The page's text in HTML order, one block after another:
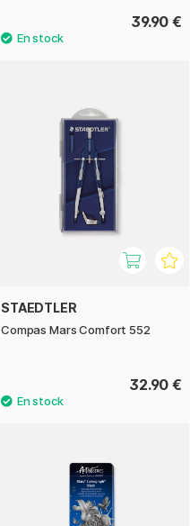
39.90 €
STAEDTLER
Compas Mars Comfort 552
32.90 €